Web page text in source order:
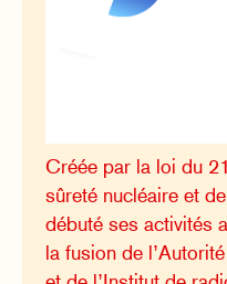
Créée par la loi du
sûreté nucléaire et
débuté ses activités
la fusion de